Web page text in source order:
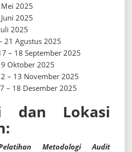
2025
2025
2025
21 Agustus 2025
– 18 September 2025
Oktober 2025
– 13 November 2025
– 18 Desember 2025
dan Lokasi
Metodologi Audit